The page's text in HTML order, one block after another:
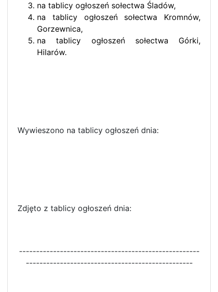
na tablicy ogłoszeń sołectwa Śladów,
na tablicy ogłoszeń sołectwa Kromnów,
Gorzewnica,
na tablicy ogłoszeń sołectwa Górki,
Hilarów.
Wywieszono na tablicy ogłoszeń dnia:
Zdjęto z tablicy ogłoszeń dnia:
-----------------------------------------------------
-------------------------------------------------